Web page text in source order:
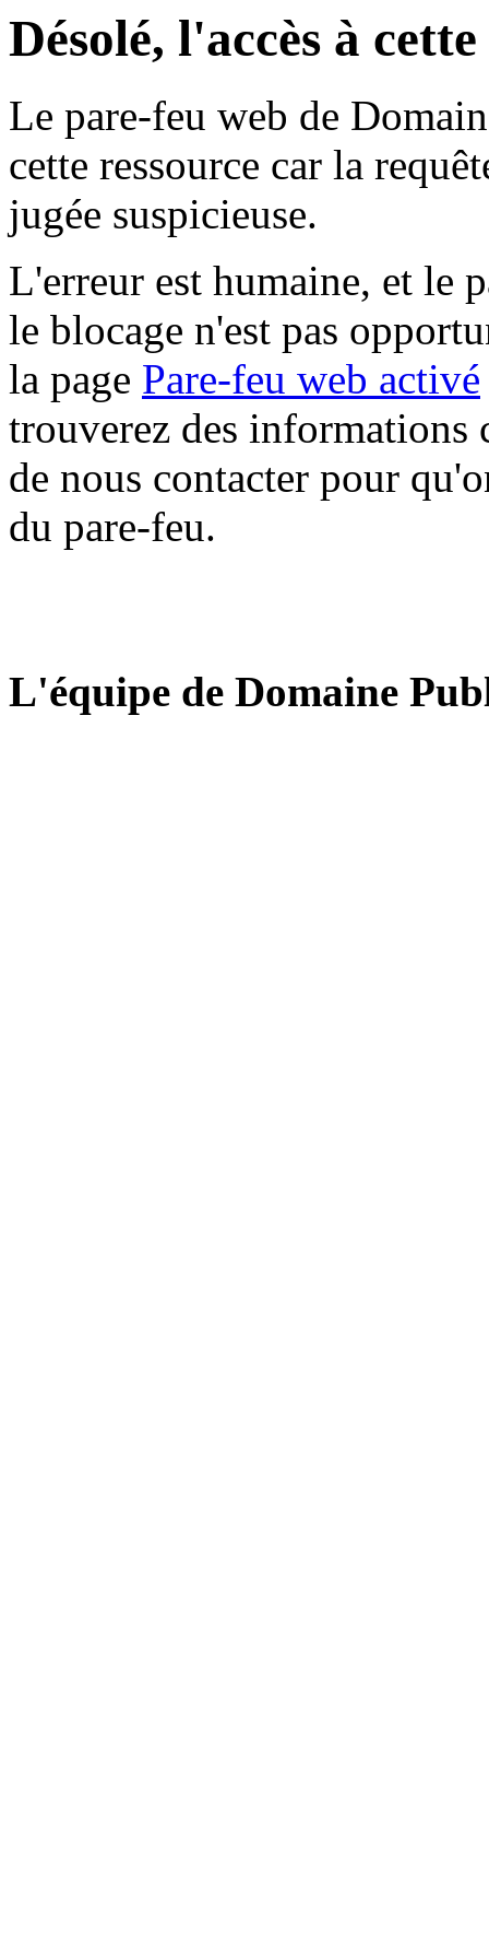
Désolé, l'accès à
Le pare-feu web de
cette ressource car la
jugée suspicieuse.
L'erreur est humaine, et le
le blocage n'est pas
la page Pare-feu web activé
trouverez des informations
de nous contacter pour
du pare-feu.
L'équipe de Domaine